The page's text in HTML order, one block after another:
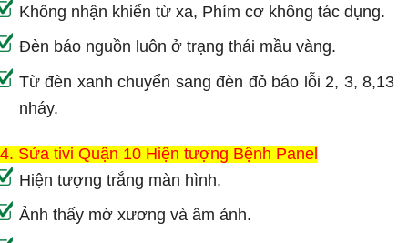
Không nhận khiển từ xa, Phím cơ không tác dụng.
Đèn báo nguồn luôn ở trạng thái mầu vàng.
Từ đèn xanh chuyển sang đèn đỏ báo lỗi 2, 3, 8,13
nháy.
4. Sửa tivi Quận 10 Hiện tượng Bệnh Panel
Hiện tượng trắng màn hình.
Ảnh thấy mờ xương và âm ảnh.